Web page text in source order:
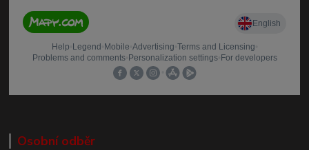
Osobní odběr